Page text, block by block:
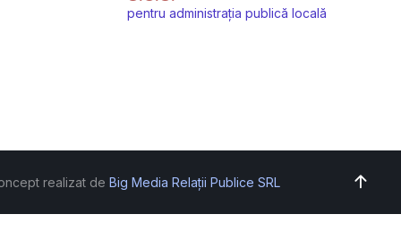
pentru administrația publică locală
realizat de Big Media Relații Publice SRL